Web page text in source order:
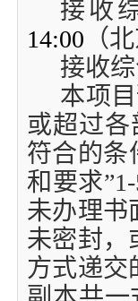
接收
14:00 （
接收
本项
或超过
符合的条
和要求”
未办理书
未密封，
方式递交